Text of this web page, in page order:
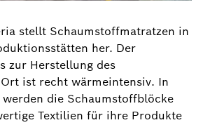
stellt Schaumstoffmatratzen in
her. Der
zur Herstellung des
ist recht wärmeintensiv. In
werden die Schaumstoffblöcke
Textilien für ihre Produkte